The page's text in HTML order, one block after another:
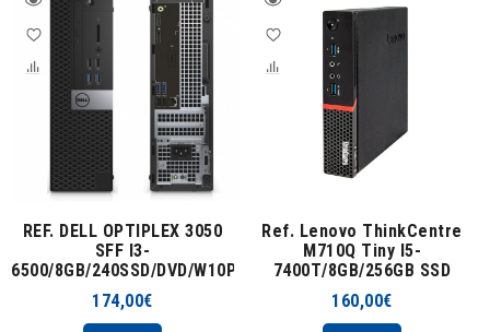
REF. DELL OPTIPLEX 3050
SFF I3-
6500/8GB/240SSD/DVD/W10P
174,00€
Ref. Lenovo ThinkCentre
M710Q Tiny I5-
7400T/8GB/256GB SSD
160,00€